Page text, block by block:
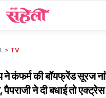
> TV
ने कंफर्म की बॉयफ्रेंड सूरज
ने दी बधाई तो